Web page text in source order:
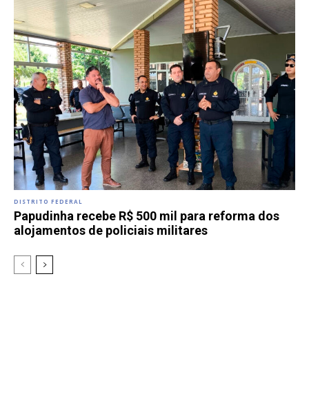
DISTRITO FEDERAL
Papudinha recebe R$ 500 mil para reforma dos
alojamentos de policiais militares